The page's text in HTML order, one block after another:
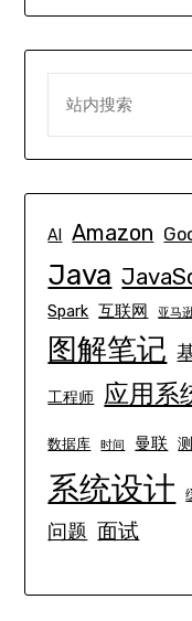
AI Amazon
Java
Spark 互联网 亚马
图解笔记
工程师 应用系
数据库 时间 曼联
系统设计
问题 面试